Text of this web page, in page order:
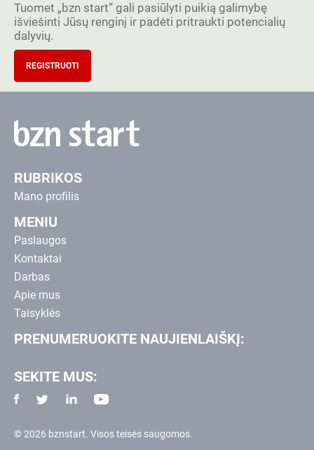
Tuomet „bzn start” gali pasiūlyti puikią galimybę
išviešinti Jūsų renginį ir padėti pritraukti potencialių
dalyvių.
REGISTRUOTI
RUBRIKOS
Mano profilis
MENIU
Paslaugos
Kontaktai
Darbas
Apie mus
Taisyklės
PRENUMERUOKITE NAUJIENLAIŠKĮ:
SEKITE MUS:
© 2026 bznstart. Visos teisės saugomos.